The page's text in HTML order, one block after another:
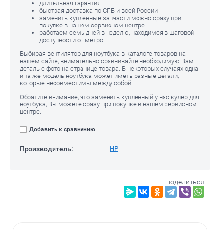
длительная гарантия
быстрая доставка по СПБ и всей России
заменить купленные запчасти можно сразу при
покупке в нашем сервисном центре
работаем семь дней в неделю, находимся в шаговой
доступности от метро
Выбирая вентилятор для ноутбука в каталоге товаров на
нашем сайте, внимательно сравнивайте необходимую Вам
деталь с фото на странице товара. В некоторых случаях одна
и та же модель ноутбука может иметь разные детали,
которые несовместимы между собой.
Обратите внимание, что заменить купленный у нас кулер для
ноутбука, Вы можете сразу при покупке в нашем сервисном
центре.
Добавить к сравнению
Производитель: HP
поделиться